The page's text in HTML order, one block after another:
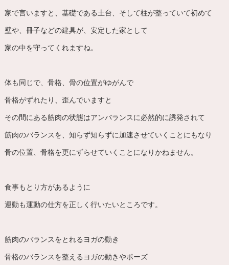
家で言いますと、基礎である土台、そして柱が整っていて初めて
壁や、冊子などの建具が、安定した家として
家の中を守ってくれますね。
体も同じで、骨格、骨の位置がゆがんで
骨格がずれたり、歪んでいますと
その間にある筋肉の状態はアンバランスに必然的に誘発されて
筋肉のバランスを、知らず知らずに加速させていくことにもなり
骨の位置、骨格を更にずらせていくことになりかねません。
食事もとり方があるように
運動も運動の仕方を正しく行いたいところです。
筋肉のバランスをとれるヨガの動き
骨格のバランスを整えるヨガの動きやポーズ